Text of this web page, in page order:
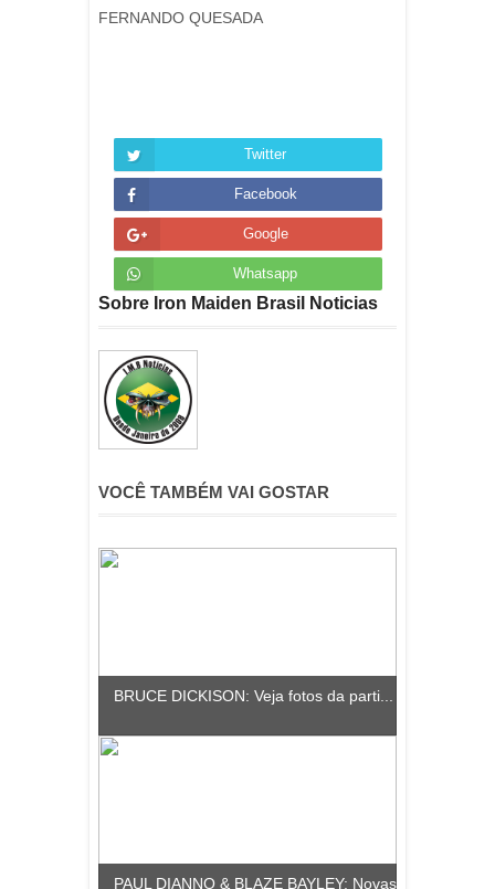
FERNANDO QUESADA
Twitter
Facebook
Google
Whatsapp
Sobre Iron Maiden Brasil Noticias
VOCÊ TAMBÉM VAI GOSTAR
BRUCE DICKISON: Veja fotos da parti...
PAUL DIANNO & BLAZE BAYLEY: Novas